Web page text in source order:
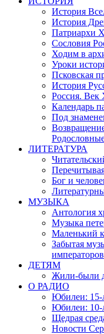
История
История
Патриархи
Сословия
Ходим в
Уроки
Псковская
История
Россия.
Календарь
Под
ЛИТЕРАТУРА
Бог и
МУЗЫКА
Антология
Музыка
Маленький
Забытая
императоров
ДЕТЯМ
Жили-были
О РАДИО
Юбилеи: 15-
Юбилеи: 10-
Щедрая
Новости